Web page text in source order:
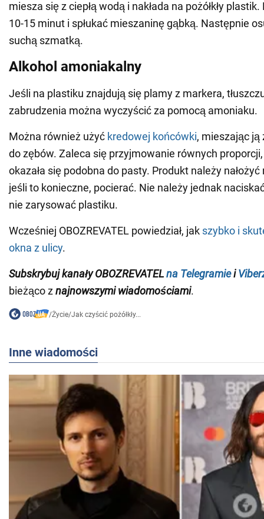
miesza się z ciepłą wodą i nakłada na pożółkły
10-15 minut i spłukać mieszaninę gąbką. Następnie
suchą szmatką.
Alkohol amoniakalny
Jeśli na plastiku znajdują się plamy z markera,
zabrudzenia można wyczyścić za pomocą amoniaku.
Można również użyć kredowej końcówki, mieszając ją
do zębów. Zaleca się przyjmowanie równych
okazała się podobna do pasty. Produkt należy nałożyć
jeśli to konieczne, pocierać. Nie należy jednak
nie zarysować plastiku.
Wcześniej OBOZREVATEL powiedział, jak szybko i
okna z ulicy.
Subskrybuj kanały OBOZREVATELna Telegramiei
bieżąco znajnowszymi wiadomościami.
/Życie/Jak czyścić pożółkły...
Inne wiadomości